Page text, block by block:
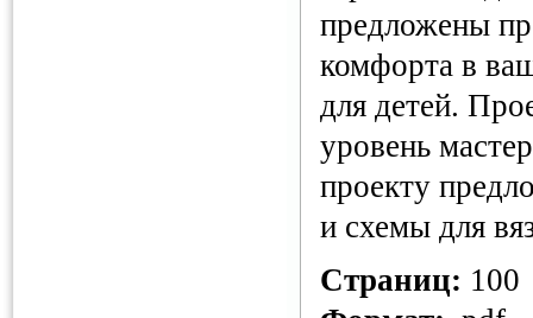
предложены
комфорта в
для детей.
уровень
проекту
и схемы для
Страниц: 100